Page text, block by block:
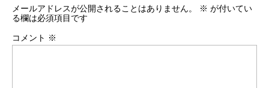
メールアドレスが公開されることはありません。 ※ が付いてい
る欄は必須項目です
コメント ※